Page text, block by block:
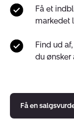
Få et
markedet
Find ud
du ønsker
Få en